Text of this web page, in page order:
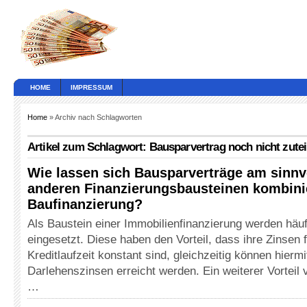
HOME IMPRESSUM
Home » Archiv nach Schlagworten
Artikel zum Schlagwort: Bausparvertrag noch nicht
Wie lassen sich Bausparverträge am
anderen Finanzierungsbausteinen
Baufinanzierung?
Als Baustein einer Immobilienfinanzierung werden
eingesetzt. Diese haben den Vorteil, dass ihre Zinsen
Kreditlaufzeit konstant sind, gleichzeitig können
Darlehenszinsen erreicht werden. Ein weiterer Vorteil
…